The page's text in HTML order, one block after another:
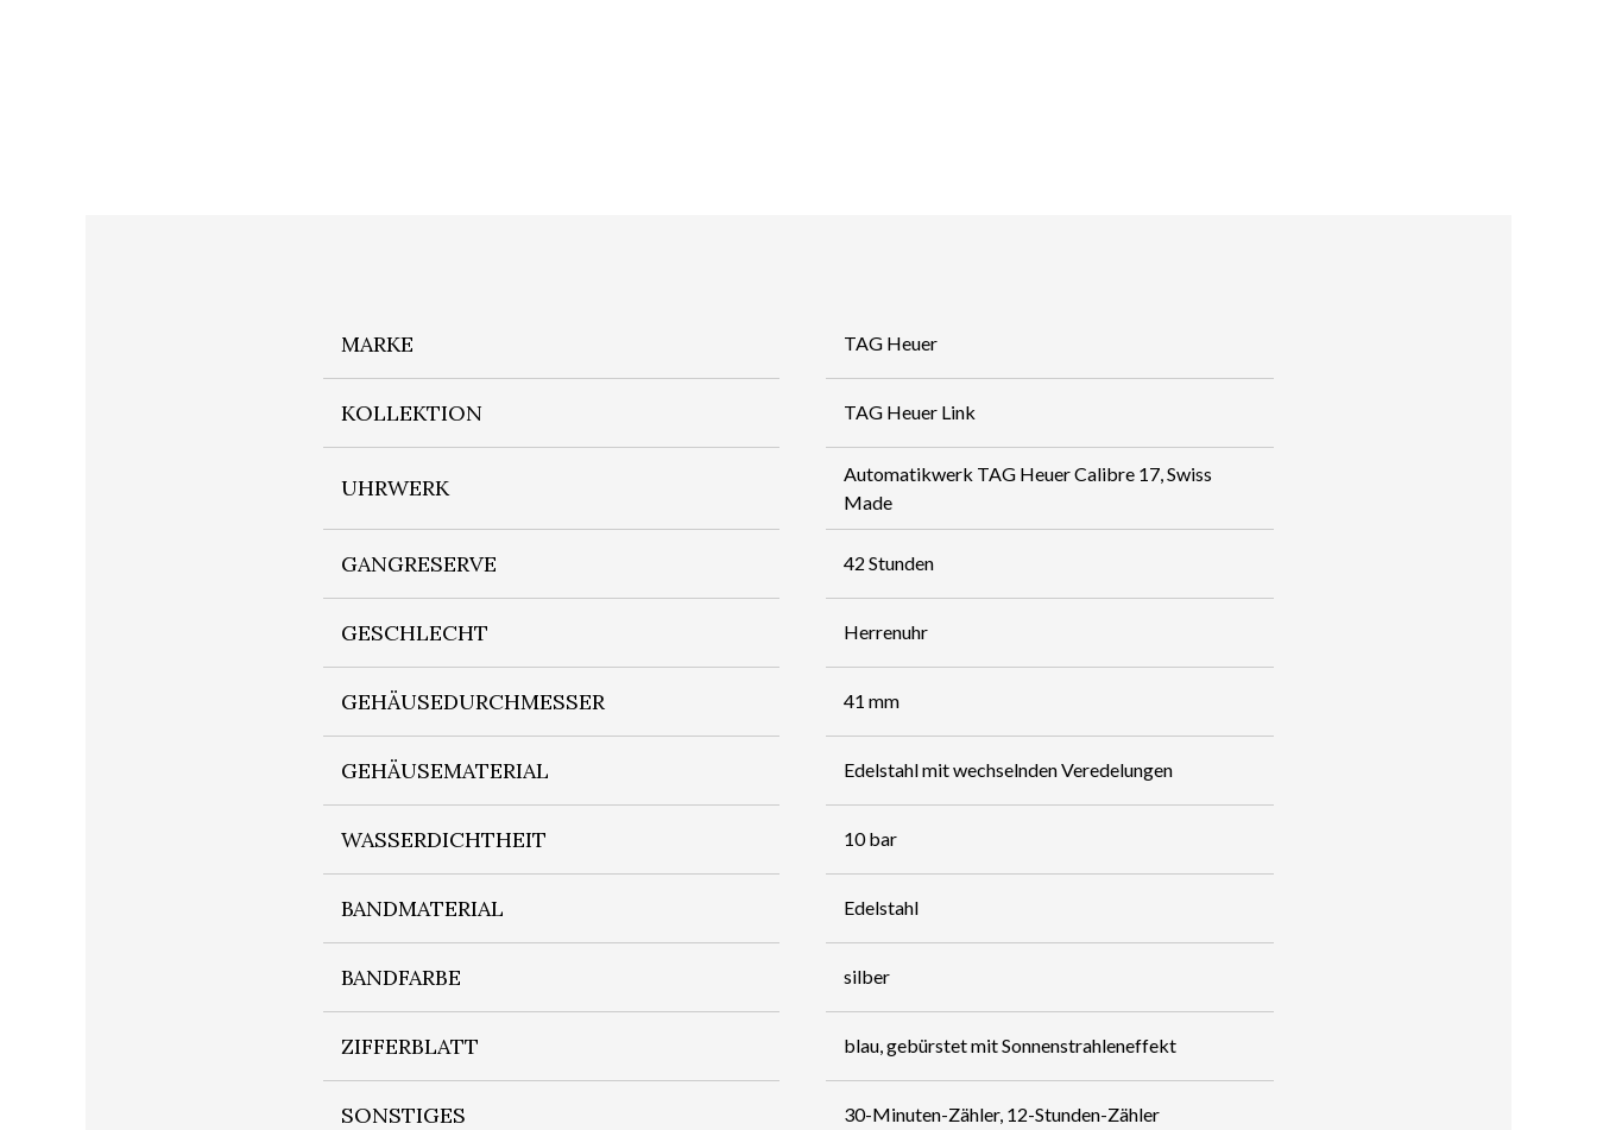
MARKE TAG Heuer
KOLLEKTION TAG Heuer Link
UHRWERK
Automatikwerk TAG Heuer Calibre 17, Swiss
Made
GANGRESERVE 42 Stunden
GESCHLECHT Herrenuhr
GEHÄUSEDURCHMESSER 41 mm
GEHÄUSEMATERIAL Edelstahl mit wechselnden Veredelungen
WASSERDICHTHEIT 10 bar
BANDMATERIAL Edelstahl
BANDFARBE silber
ZIFFERBLATT blau, gebürstet mit Sonnenstrahleneffekt
SONSTIGES 30-Minuten-Zähler, 12-Stunden-Zähler